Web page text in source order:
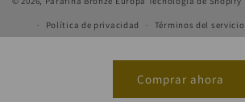
Comprar ahora
Política de privacidad Términos del servicio